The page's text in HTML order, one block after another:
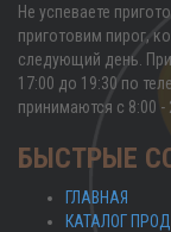
Не успеваете
приготовим пирог,
следующий день.
17:00 до 19:30 по
принимаются с 8:00 -
БЫСТРЫЕ
ГЛАВНАЯ
КАТАЛОГ